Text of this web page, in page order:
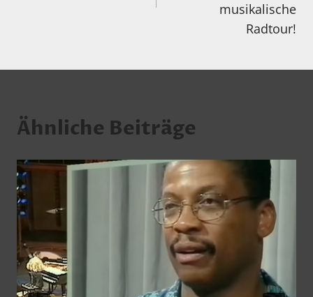
musikalische
Radtour!
Ähnliche Beiträge